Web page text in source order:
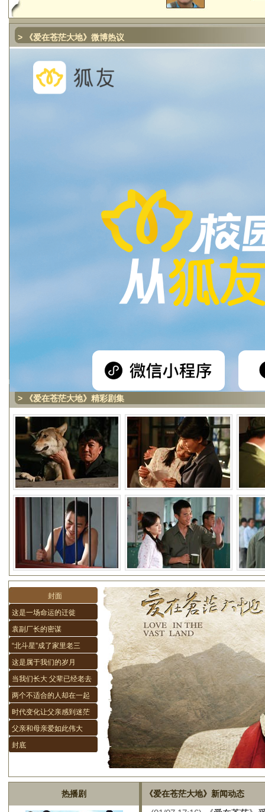
> 《爱在苍茫大地》微博热议
> 《爱在苍茫大地》精彩剧集
封面
这是一场命运的迁徙
袁副厂长的密谋
“北斗星”成了家里老三
这是属于我们的岁月
当我们长大 父辈已经老去
两个不适合的人却在一起
时代变化让父亲感到迷茫
父亲和母亲爱如此伟大
封底
热播剧 《爱在苍茫大地》新闻动态